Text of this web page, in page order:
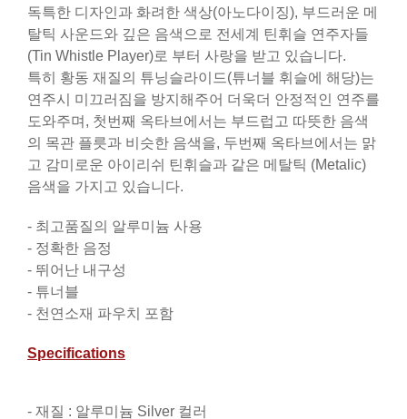
독특한 디자인과 화려한 색상(아노다이징), 부드러운 메
탈틱 사운드와 깊은 음색으로 전세계 틴휘슬 연주자들
(Tin Whistle Player)로 부터 사랑을 받고 있습니다.
특히 황동 재질의 튜닝슬라이드(튜너블 휘슬에 해당)는
연주시 미끄러짐을 방지해주어 더욱더 안정적인 연주를
도와주며, 첫번째 옥타브에서는 부드럽고 따뜻한 음색
의 목관 플릇과 비슷한 음색을, 두번째 옥타브에서는 맑
고 감미로운 아이리쉬 틴휘슬과 같은 메탈틱 (Metalic)
음색을 가지고 있습니다.
- 최고품질의 알루미늄 사용
- 정확한 음정
- 뛰어난 내구성
- 튜너블
- 천연소재 파우치 포함
Specifications
- 재질 : 알루미늄 Silver 컬러